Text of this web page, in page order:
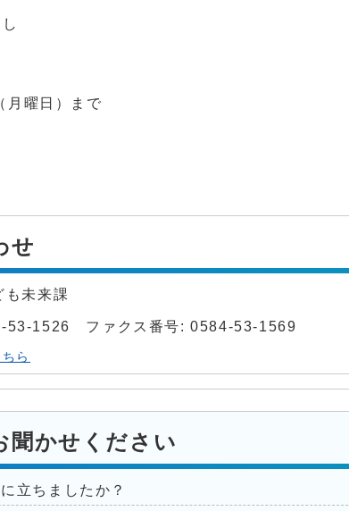
月曜日）まで
せ
も未来課
53-1526 ファクス番号: 0584-53-1569
ら
聞かせください
立ちましたか？